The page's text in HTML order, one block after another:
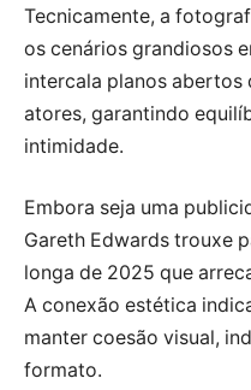
Tecnicamente, a
os cenários grandiosos
intercala planos abertos
atores, garantindo
intimidade.
Embora seja uma
Gareth Edwards trouxe
longa de 2025 que
A conexão estética
manter coesão visual,
formato.